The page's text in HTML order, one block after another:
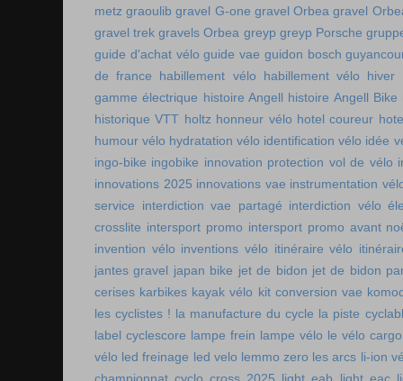
metz graoulib gravel G-one gravel Orbea gravel
gravel trek gravels Orbea greyp greyp Porsche
guide d'achat vélo guide vae guidon bosch
de france
habillement vélo habillement vélo hiver
gamme électrique histoire Angell histoire Angell Bike
historique VTT holtz honneur vélo hotel coureur
humour vélo hydratation vélo identification vélo idée
ingo-bike ingobike innovation protection vol de vélo
innovations 2025 innovations vae instrumentation
service
interdiction vae partagé interdiction vélo
crosslite intersport promo intersport promo avant
invention vélo inventions vélo itinéraire vélo
jantes gravel japan bike jet de bidon jet de bidon
cerises karbikes kayak vélo kit conversion vae
les cyclistes ! la manufacture du cycle la piste
label cyclescore lampe frein lampe vélo le vélo
vélo led freinage led velo lemmo zero les arcs li-ion